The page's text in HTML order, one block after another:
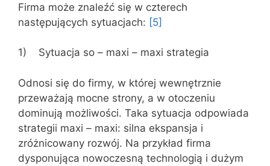
Firma może znaleźć się w czterech
następujących sytuacjach: [5]
1) Sytuacja so – maxi – maxi strategia
Odnosi się do firmy, w której wewnętrznie
przeważają mocne strony, a w otoczeniu
dominują możliwości. Taka sytuacja odpowiada
strategii maxi – maxi: silna ekspansja i
zróżnicowany rozwój. Na przykład firma
dysponująca nowoczesną technologią i dużym